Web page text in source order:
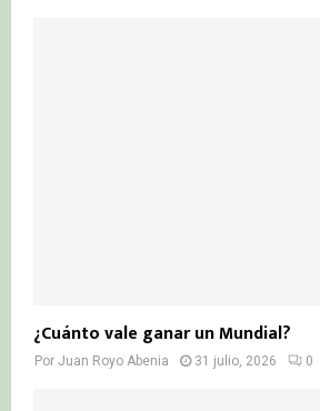
¿Cuánto vale ganar un Mundial?
Por Juan Royo Abenia 31 julio, 2026 0